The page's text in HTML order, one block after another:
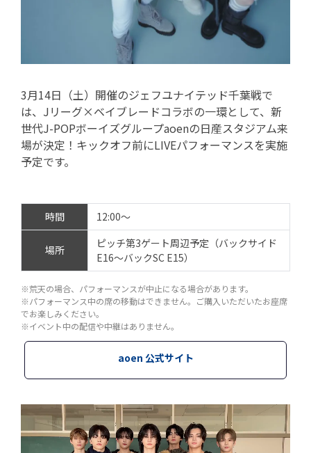
3月14日（土）開催のジェフユナイテッド千葉戦で
は、Jリーグ×ベイブレードコラボの一環として、新
世代J-POPボーイズグループaoenの日産スタジアム来
場が決定！キックオフ前にLIVEパフォーマンスを実施
予定です。
時間 12:00～
場所
ピッチ第3ゲート周辺予定（バックサイド
E16～バックSC E15）
※荒天の場合、パフォーマンスが中止になる場合があります。
※パフォーマンス中の席の移動はできません。ご購入いただいたお座席
でお楽しみください。
※イベント中の配信や中継はありません。
aoen 公式サイト